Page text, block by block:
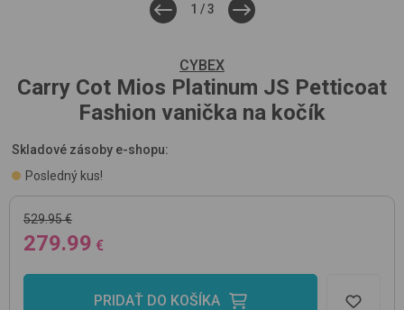
1 /3
CYBEX
Carry Cot Mios Platinum JS Petticoat
Fashion vanička na kočík
Skladové zásoby e-shopu:
Posledný kus!
529.95 €
279.99 €
PRIDAŤ DO KOŠÍKA